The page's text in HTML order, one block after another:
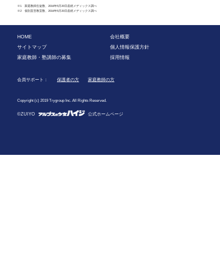
※1 家庭教師生徒数、2016年5月20日産經メディックス調べ
※2 個別直営教室数、2016年5月20日産經メディックス調べ
HOME
会社概要
サイトマップ
個人情報保護方針
家庭教師・塾講師の募集
採用情報
会員サポート： 保護者の方 家庭教師の方
Copyright (c) 2019 Trygroup Inc. All Rights Reserved.
©ZUIYO 公式ホームページ